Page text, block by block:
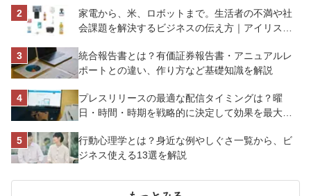
家電から、米、ロボットまで。生活者の不満や社
会課題を解決するビジネスの伝え方｜アイリスオ
統合報告書とは？有価証券報告書・アニュアルレ
ポートとの違い、作り方など基礎知識を解説
プレスリリースの最適な配信タイミングは？曜
日・時間・時期を戦略的に決定して効果を最大化
行動心理学とは？身近な例やしぐさ一覧から、ビ
ジネス使える13選を解説